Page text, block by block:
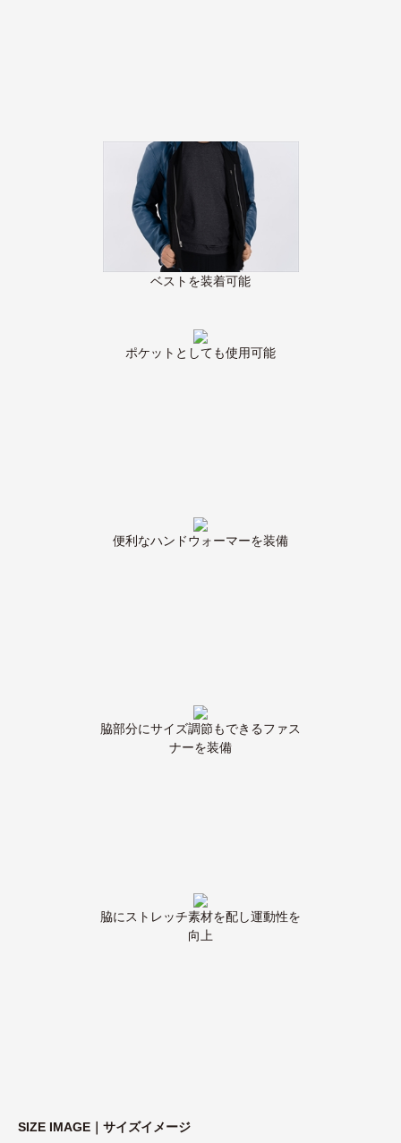
ベストを装着可能
ポケットとしても使用可能
便利なハンドウォーマーを装備
脇部分にサイズ調節もできるファス
ナーを装備
脇にストレッチ素材を配し運動性を
向上
SIZE IMAGE｜サイズイメージ